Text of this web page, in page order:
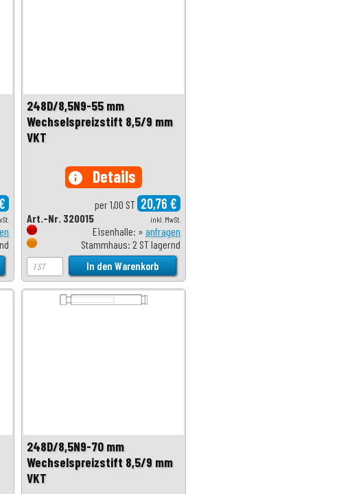
248D/8,5N9-55 mm
Wechselspreizstift 8,5/9 mm
VKT
info Details
per 1,00 ST 20,76 €
inkl. MwSt.
Art.-Nr. 320015
Eisenhalle: » anfragen
Stammhaus: 2 ST lagernd
248D/8,5N9-70 mm
Wechselspreizstift 8,5/9 mm
VKT